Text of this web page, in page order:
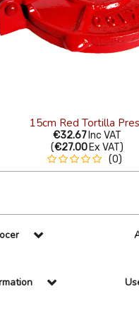
15cm Red Tortilla
€32.67 Inc VAT
(€27.00 Ex VAT)
(0)